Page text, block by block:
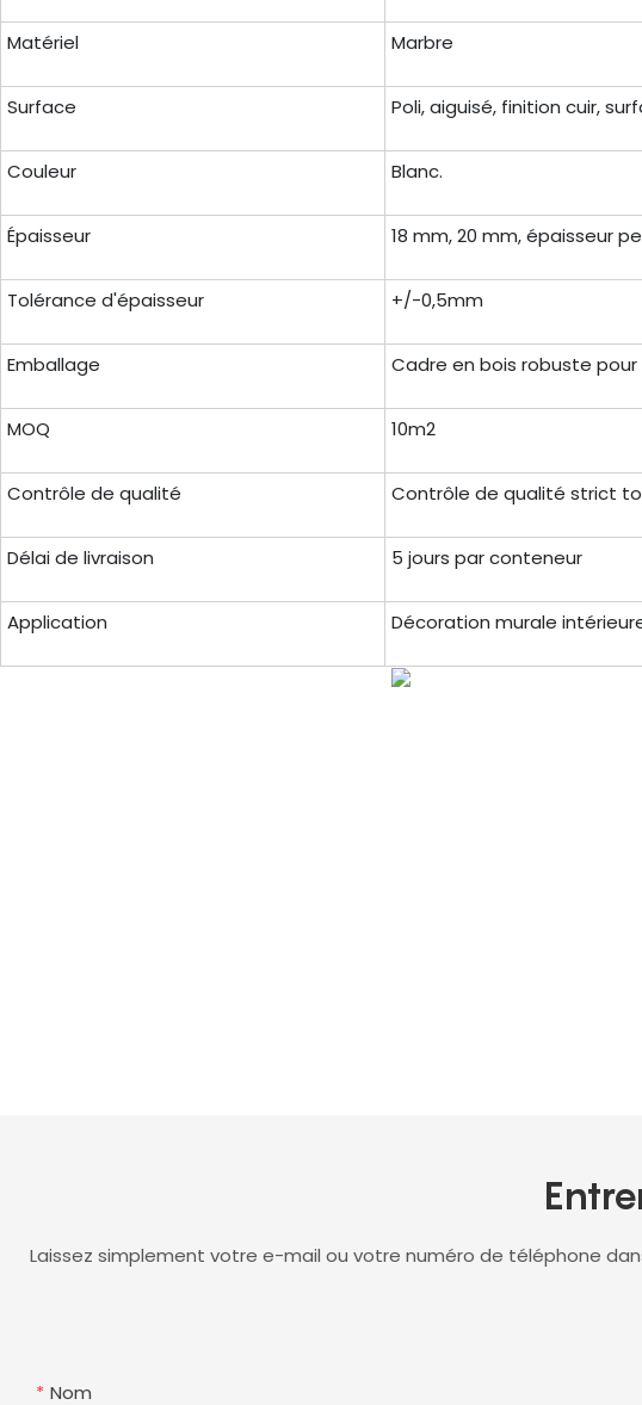
Matériel Marbre
Surface Poli, aiguisé, finition cuir,
Couleur Blanc.
Épaisseur 18 mm, 20 mm, épaisseur
Tolérance d'épaisseur +/-0,5mm
Emballage Cadre en bois robuste
MOQ 10m2
Contrôle de qualité Contrôle de qualité strict
Délai de livraison 5 jours par conteneur
Application Décoration murale
Laissez simplement votre e-mail ou votre numéro de téléphone
Nom